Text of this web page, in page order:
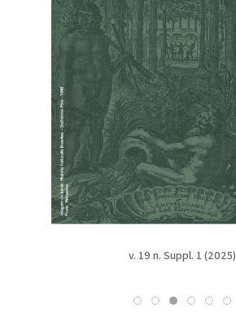
v. 19 n. Suppl. 1 (2025)